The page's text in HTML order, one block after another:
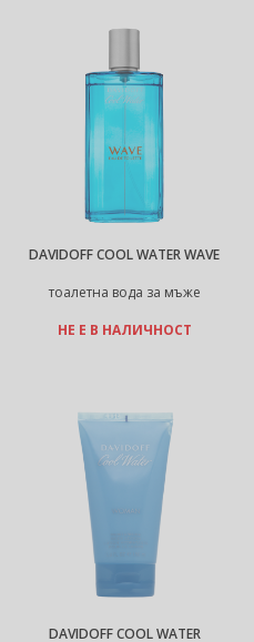
DAVIDOFF COOL WATER WAVE
тоалетна вода за мъже
НЕ Е В НАЛИЧНОСТ
DAVIDOFF COOL WATER